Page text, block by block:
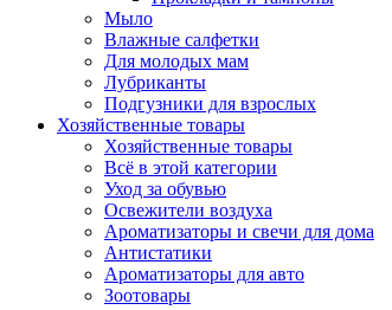
Мыло
Влажные салфетки
Для молодых мам
Лубриканты
Подгузники для взрослых
Хозяйственные товары
Хозяйственные товары
Всё в этой категории
Уход за обувью
Освежители воздуха
Ароматизаторы и свечи для дома
Антистатики
Ароматизаторы для авто
Зоотовары